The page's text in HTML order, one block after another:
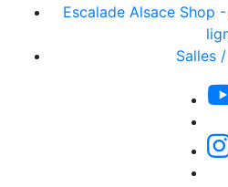
Escalade Alsace Shop
Salles